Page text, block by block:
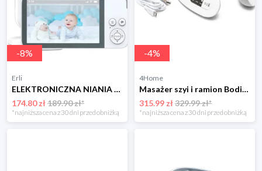
-8%
Erli
ELEKTRONICZNA NIANIA Z KAMERA NA ŻYWO KOŁYSANKI SZUMY MIKROFON ALARM PŁACZU
174.80 zł189.90 zł*
*najniższa cena z 30 dni przed obniżką
-4%
4Home
Masażer szyi i ramion Bodi-Tek BodiTek
315.99 zł329.99 zł*
*najniższa cena z 30 dni przed obniżką